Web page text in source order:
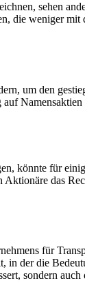
sehen
die weniger mit
um den
Namensaktien
könnte für
das
für
in der die
sondern